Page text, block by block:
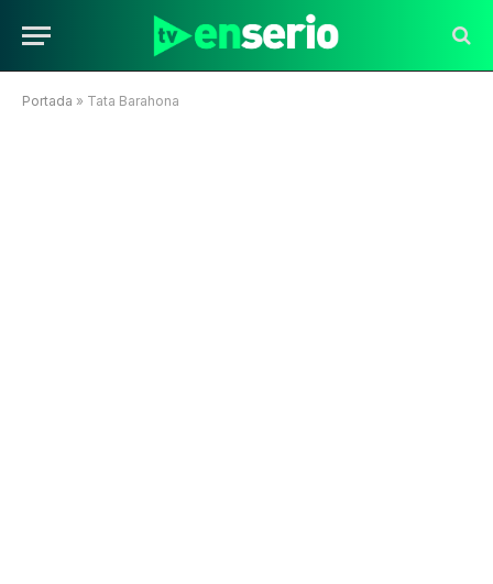
Portada » Tata Barahona